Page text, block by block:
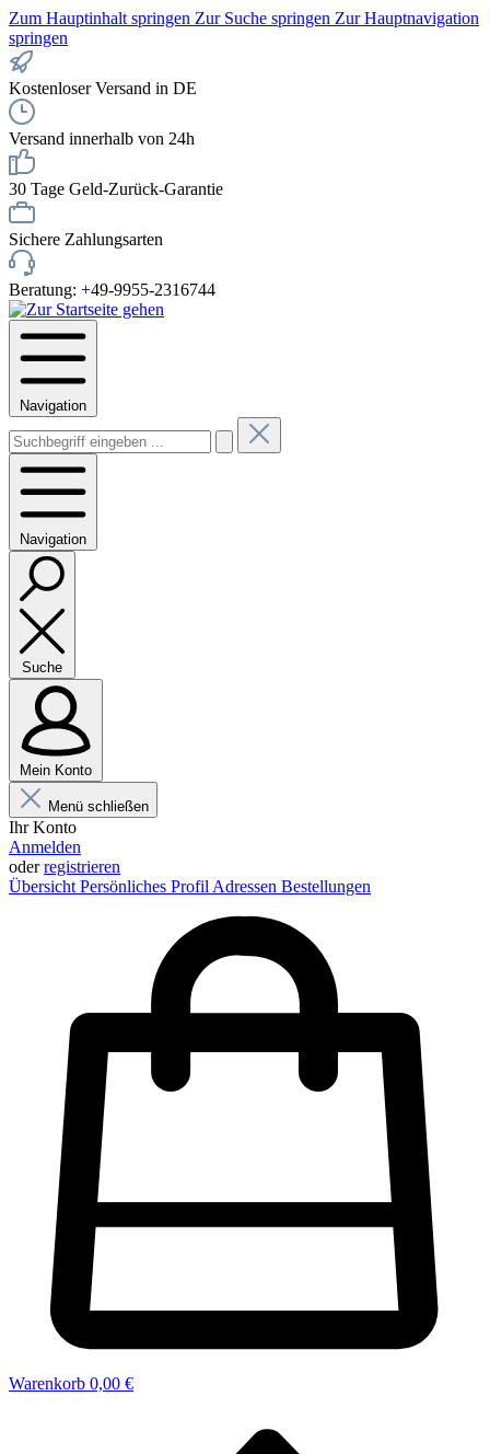
Zum Hauptinhalt springen Zur Suche springen Zur Hauptnavigation
springen
Kostenloser Versand in DE
Versand innerhalb von 24h
30 Tage Geld-Zurück-Garantie
Sichere Zahlungsarten
Beratung: +49-9955-2316744
Navigation
Navigation
Suche
Mein Konto
Menü schließen
Ihr Konto
Anmelden
oderregistrieren
Übersicht Persönliches Profil Adressen Bestellungen
Warenkorb 0,00 €